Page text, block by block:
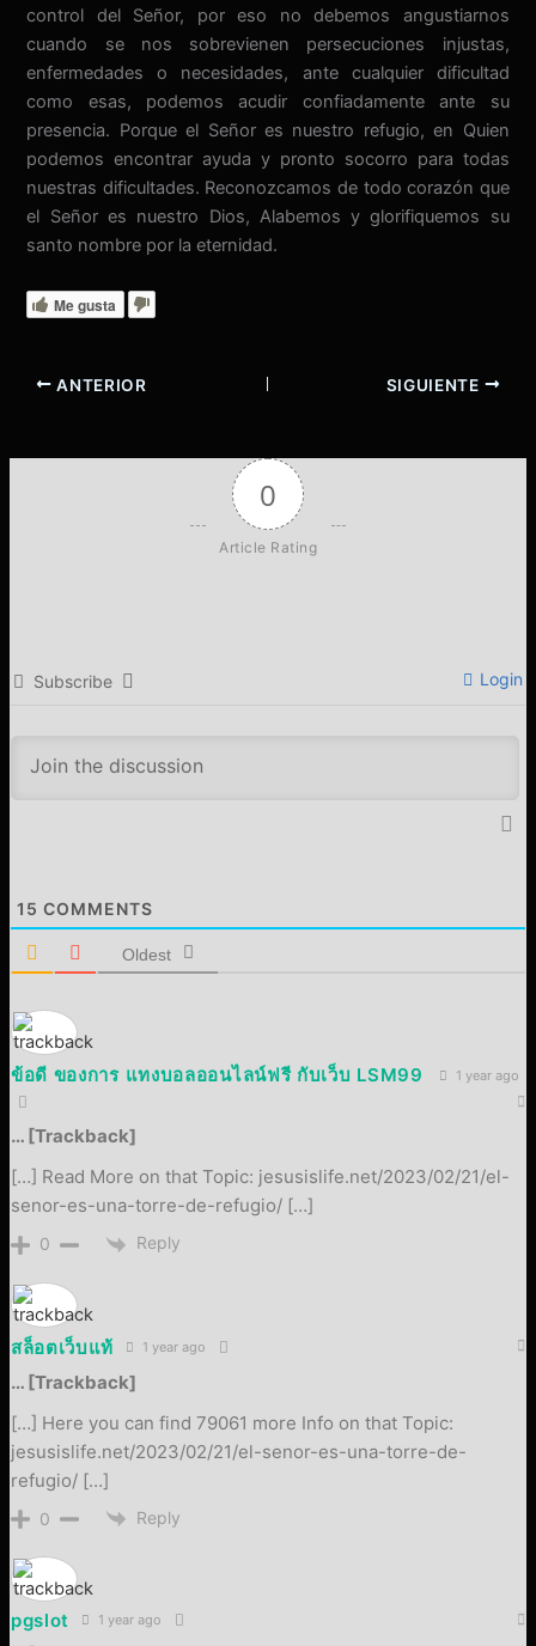
control del Señor, por eso no debemos angustiarnos
cuando se nos sobrevienen persecuciones injustas,
enfermedades o necesidades, ante cualquier dificultad
como esas, podemos acudir confiadamente ante su
presencia. Porque el Señor es nuestro refugio, en Quien
podemos encontrar ayuda y pronto socorro para todas
nuestras dificultades. Reconozcamos de todo corazón que
el Señor es nuestro Dios, Alabemos y glorifiquemos su
santo nombre por la eternidad.
Me gusta
ANTERIOR SIGUIENTE
0
Article Rating
Subscribe Login
15 COMMENTS
Oldest
ข้อดี ของการ แทงบอลออนไลน์ฟรี กับเว็บ LSM99 1 year ago
… [Trackback]
[…] Read More on that Topic: jesusislife.net/2023/02/21/el-
senor-es-una-torre-de-refugio/ […]
0 Reply
สล็อตเว็บแท้ 1 year ago
… [Trackback]
[…] Here you can find 79061 more Info on that Topic:
jesusislife.net/2023/02/21/el-senor-es-una-torre-de-
refugio/ […]
0 Reply
pgslot 1 year ago